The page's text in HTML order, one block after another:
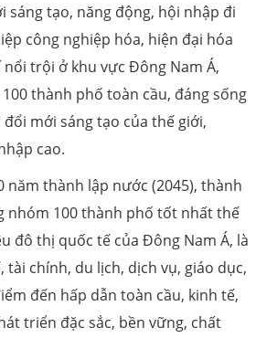
sáng tạo, năng động, hội nhập đi
công nghiệp hóa, hiện đại hóa
trội ở khu vực Đông Nam Á,
thành phố toàn cầu, đáng sống
mới sáng tạo của thế giới,
cao.
năm thành lập nước (2045), thành
nhóm 100 thành phố tốt nhất thế
đô thị quốc tế của Đông Nam Á, là
chính, du lịch, dịch vụ, giáo dục,
đến hấp dẫn toàn cầu, kinh tế,
triển đặc sắc, bền vững, chất